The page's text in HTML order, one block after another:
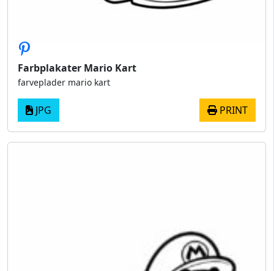
Farbplakater Mario Kart
farveplader mario kart
JPG PRINT